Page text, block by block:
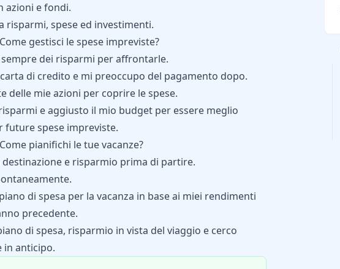
azioni e fondi.
risparmi, spese ed investimenti.
Come gestisci le spese impreviste?
sempre dei risparmi per affrontarle.
di credito e mi preoccupo del pagamento dopo.
delle mie azioni per coprire le spese.
e aggiusto il mio budget per essere meglio
future spese impreviste.
Come pianifichi le tue vacanze?
destinazione e risparmio prima di partire.
di spesa per la vacanza in base ai miei rendimenti
precedente.
di spesa, risparmio in vista del viaggio e cerco
in anticipo.